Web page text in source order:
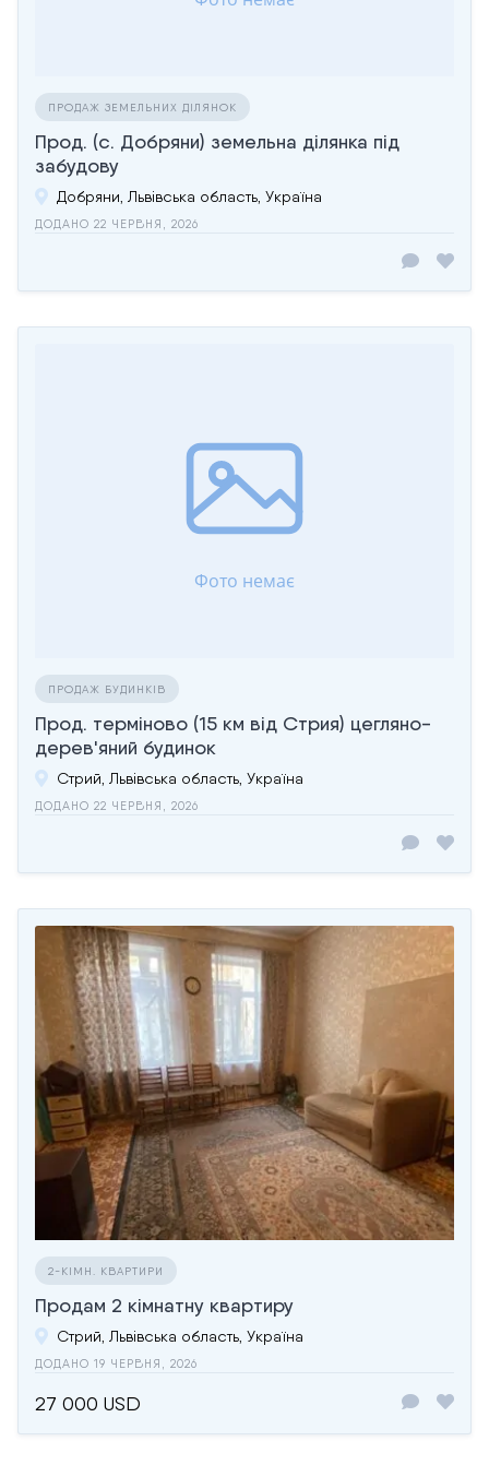
ПРОДАЖ ЗЕМЕЛЬНИХ ДІЛЯНОК
Прод. (с. Добряни) земельна ділянка під
забудову
Добряни, Львівська область, Україна
ДОДАНО 22 ЧЕРВНЯ, 2026
ПРОДАЖ БУДИНКІВ
Прод. терміново (15 км від Стрия) цегляно-
дерев'яний будинок
Стрий, Львівська область, Україна
ДОДАНО 22 ЧЕРВНЯ, 2026
2-КІМН. КВАРТИРИ
Продам 2 кімнатну квартиру
Стрий, Львівська область, Україна
ДОДАНО 19 ЧЕРВНЯ, 2026
27 000 USD